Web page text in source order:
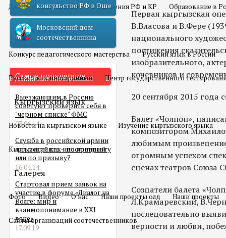
Двойное гражданство Отношения РФ и КР Образование в
Русский язык
Конкурс педагогического мастерства Русский язык в России
Русский как иностранный Центр государственного
Кыргызский язык
Новости на кыргызском языке Изучение кыргызского языка
Кыргызский как иностранный
Галерея
Фото Видео О нас Наши проекты олд Наши проекты
Сайты организаций соотечественников
консульство РФ в Оше
Московский дом
соотечественника
Самое популярное
Выезжающим в Россию
советуют проверить себя в
"черном списке" ФМС
03.06.14
Служба в российской армии
для мигранта – по контракту
или по призыву?
16.04.14
Стартовал прием заявок на
участие в форуме «Диалог на
Волге: мир и
взаимопонимание в XXI
веке»
17.09.19
Первая кыргызская
В.Власова и В.Фере
национального
достижения
изобразительного,
кочевников и
20 сентября 2015 года
Балет «Чолпон»,
композитором
любимым
огромным успехом
сценах театров Союза
Создатели балета
Л.Крамаревский,
последовательно
верности и любви,